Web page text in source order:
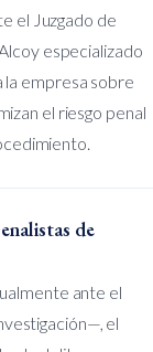
el Juzgado de
especializado
empresa sobre
el riesgo penal
de
ante el
el